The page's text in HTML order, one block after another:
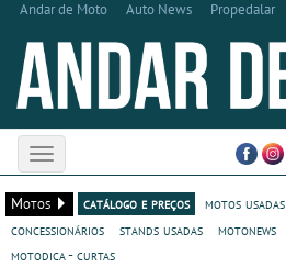
Andar de Moto Auto News Propedalar
Toggle
navigation
Motos
catálogo e preços motos usadas
concessionários
stands usadas motonews
motodica - curtas